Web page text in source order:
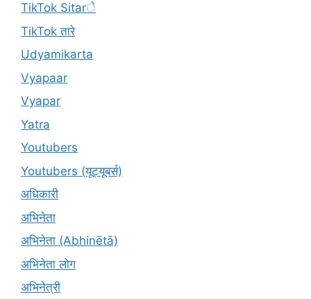
TikTok Sitarे
TikTok तारे
Udyamikarta
Vyapaar
Vyapar
Yatra
Youtubers
Youtubers (यूट्यूबर्स)
अधिकारी
अभिनेता
अभिनेता (Abhinētā)
अभिनेता लोग
अभिनेत्री